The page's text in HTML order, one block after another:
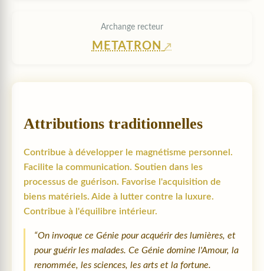
Archange recteur
METATRON
Attributions traditionnelles
Contribue à développer le magnétisme personnel.
Facilite la communication. Soutien dans les
processus de guérison. Favorise l'acquisition de
biens matériels. Aide à lutter contre la luxure.
Contribue à l'équilibre intérieur.
“On invoque ce Génie pour acquérir des lumières, et
pour guérir les malades. Ce Génie domine l'Amour, la
renommée, les sciences, les arts et la fortune.